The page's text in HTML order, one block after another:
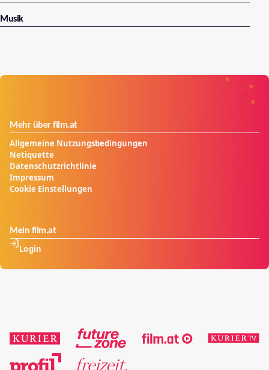
Musik
Mehr über film.at
Allgemeine Nutzungsbedingungen
Netiquette
Datenschutzrichtlinie
Impressum
Cookie Einstellungen
Mein film.at
Login